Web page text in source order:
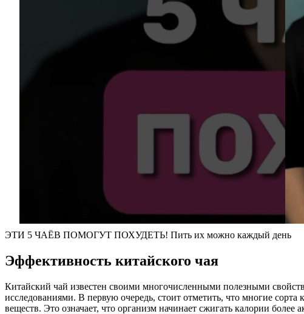
ЭТИ 5 ЧАЁВ ПОМОГУТ ПОХУДЕТЬ! Пить их можно каждый день
Эффективность китайского чая
Китайский чай известен своими многочисленными полезными
исследованиями. В первую очередь, стоит отметить, что многие
веществ. Это означает, что организм начинает сжигать калории более